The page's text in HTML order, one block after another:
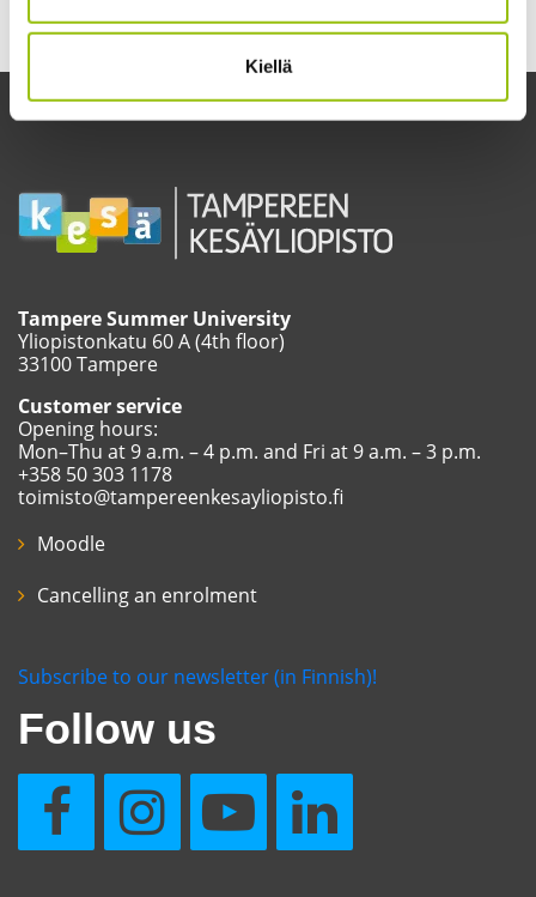
Kiellä
Tampere Summer University
Yliopistonkatu 60 A (4th floor)
33100 Tampere
Customer service
Opening hours:
Mon–Thu at 9 a.m. – 4 p.m. and Fri at 9 a.m. – 3 p.m.
+358 50 303 1178
toimisto@tampereenkesayliopisto.fi
Moodle
Cancelling an enrolment
Subscribe to our newsletter (in Finnish)!
Follow us